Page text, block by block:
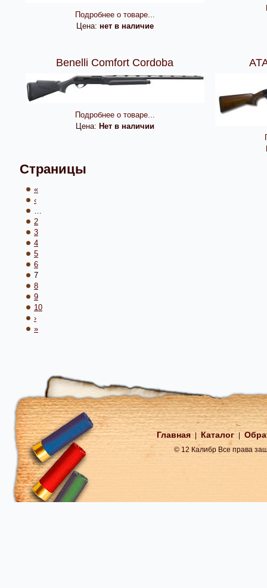
Подробнее о товаре...
Цена: нет в наличие
Benelli Comfort Cordoba
Подробнее о товаре...
Цена: Нет в наличии
Страницы
«
‹
…
2
3
4
5
6
7
8
9
10
›
»
Главная Каталог
© 12 Калибр Все права